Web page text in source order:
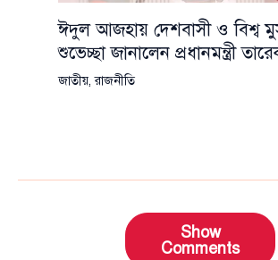
ঈদুল আজহায় দেশবাসী ও বিশ্ব
শুভেচ্ছা জানালেন প্রধানমন্ত্রী
জাতীয়,রাজনীতি
Show
Comments